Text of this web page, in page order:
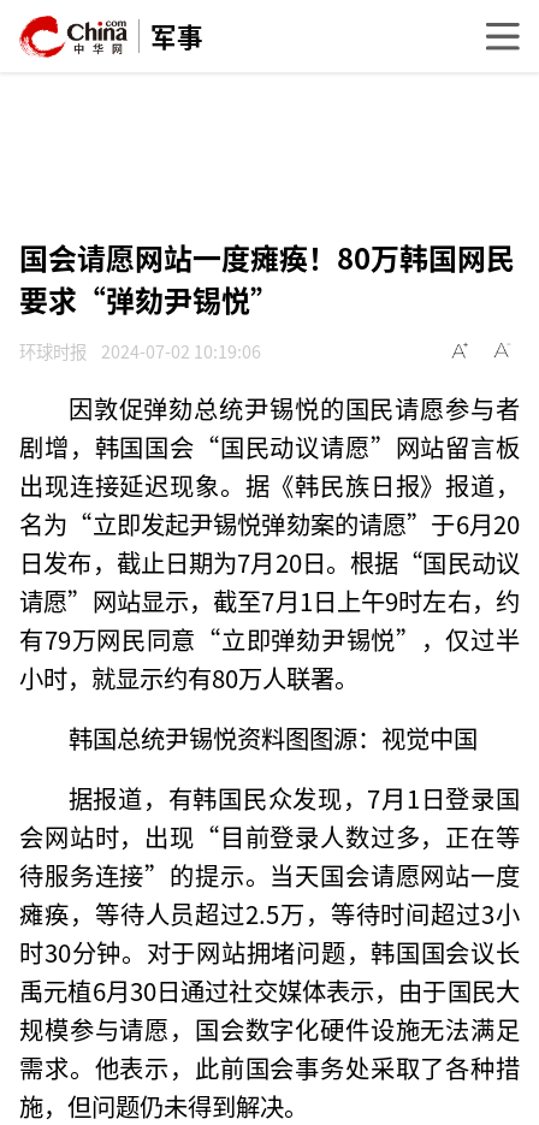
军事
国会请愿网站一度瘫痪！80万韩国网民
要求“弹劾尹锡悦”
环球时报 2024-07-02 10:19:06
因敦促弹劾总统尹锡悦的国民请愿参与者
剧增，韩国国会“国民动议请愿”网站留言板
出现连接延迟现象。据《韩民族日报》报道，
名为“立即发起尹锡悦弹劾案的请愿”于6月20
日发布，截止日期为7月20日。根据“国民动议
请愿”网站显示，截至7月1日上午9时左右，约
有79万网民同意“立即弹劾尹锡悦”，仅过半
小时，就显示约有80万人联署。
韩国总统尹锡悦资料图图源：视觉中国
据报道，有韩国民众发现，7月1日登录国
会网站时，出现“目前登录人数过多，正在等
待服务连接”的提示。当天国会请愿网站一度
瘫痪，等待人员超过2.5万，等待时间超过3小
时30分钟。对于网站拥堵问题，韩国国会议长
禹元植6月30日通过社交媒体表示，由于国民大
规模参与请愿，国会数字化硬件设施无法满足
需求。他表示，此前国会事务处采取了各种措
施，但问题仍未得到解决。